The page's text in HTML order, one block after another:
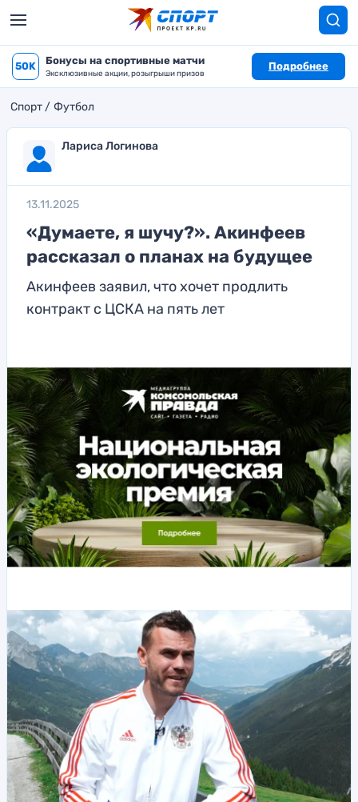
50K Бонусы на спортивные матчи
Эксклюзивные акции, розыгрыши призов
Подробнее
Спорт Футбол
Лариса Логинова
13.11.2025
«Думаете, я шучу?». Акинфеев
рассказал о планах на будущее
Акинфеев заявил, что хочет продлить
контракт с ЦСКА на пять лет